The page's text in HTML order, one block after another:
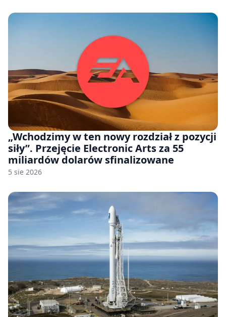
„Wchodzimy w ten nowy rozdział z pozycji
siły”. Przejęcie Electronic Arts za 55
miliardów dolarów sfinalizowane
5 sie 2026